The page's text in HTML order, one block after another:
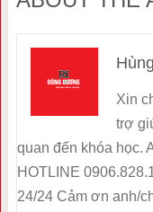
Xin
trợ
quan đến khóa học.
HOTLINE
24/24 Cảm ơn anh/